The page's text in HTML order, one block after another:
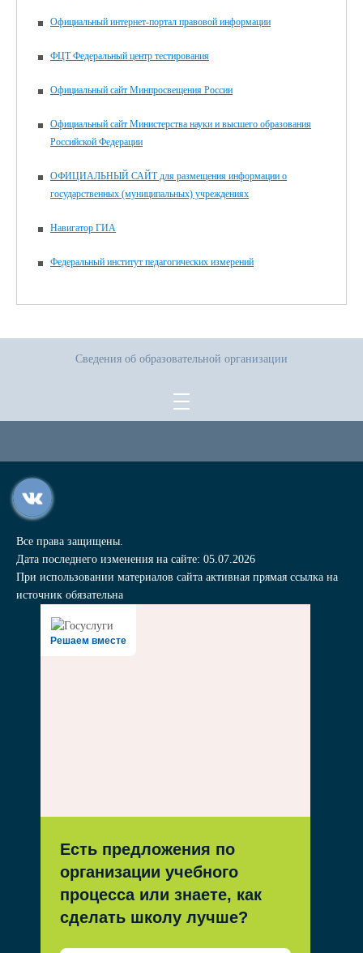
Официальный интернет-портал правовой информации
ФЦТ Федеральный центр тестирования
Официальный сайт Минпросвещения России
Официальный сайт Министерства науки и высшего образования
Российской Федерации
ОФИЦИАЛЬНЫЙ САЙТ для размещения информации о
государственных (муниципальных) учреждениях
Навигатор ГИА
Федеральный институт педагогических измерений
Сведения об образовательной организации
Все права защищены.
Дата последнего изменения на сайте: 05.07.2026
При использовании материалов сайта активная прямая ссылка на
источник обязательна
Решаем вместе
Есть предложения по
организации учебного
процесса или знаете, как
сделать школу лучше?